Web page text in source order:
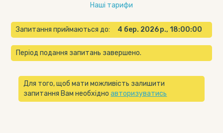
Наші тарифи
Запитання приймаються до: 4 бер. 2026 р., 18:00:00
Період подання запитань завершено.
Для того, щоб мати можливість залишити
запитання Вам необхідноавторизуватись